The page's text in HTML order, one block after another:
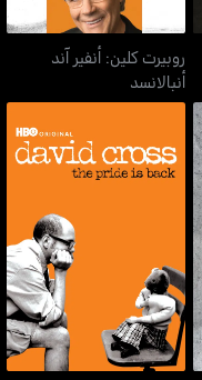
روبيرت كلين: أنفير آند
أنبالانسد
ديفيد كروس: ذا برايد إز باك